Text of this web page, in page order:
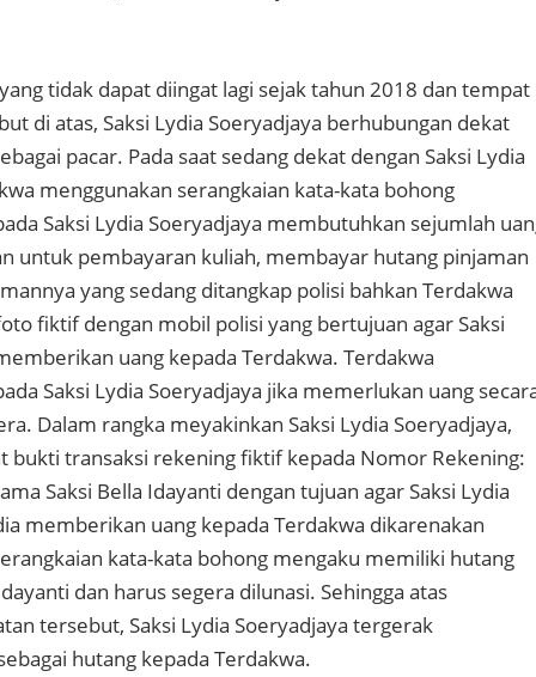
tidak dapat diingat lagi sejak tahun 2018 dan tempat
di atas, Saksi Lydia Soeryadjaya berhubungan dekat
pacar. Pada saat sedang dekat dengan Saksi Lydia
menggunakan serangkaian kata-kata bohong
Saksi Lydia Soeryadjaya membutuhkan sejumlah
untuk pembayaran kuliah, membayar hutang pinjaman
yang sedang ditangkap polisi bahkan Terdakwa
fiktif dengan mobil polisi yang bertujuan agar Saksi
uang kepada Terdakwa. Terdakwa
Saksi Lydia Soeryadjaya jika memerlukan uang
Dalam rangka meyakinkan Saksi Lydia Soeryadjaya,
bukti transaksi rekening fiktif kepada Nomor Rekening:
Saksi Bella Idayanti dengan tujuan agar Saksi Lydia
memberikan uang kepada Terdakwa dikarenakan
kata-kata bohong mengaku memiliki hutang
dan harus segera dilunasi. Sehingga atas
tersebut, Saksi Lydia Soeryadjaya tergerak
hutang kepada Terdakwa.